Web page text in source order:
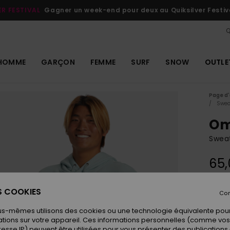
FESTIVAL Gagner un week-end pour deux au Quiksilver
GARÇON FEMME SURF SNOW
Page
COOKIES
mêmes utilisons des cookies ou une technologie équivalente
sur votre appareil. Ces informations personnelles (comme